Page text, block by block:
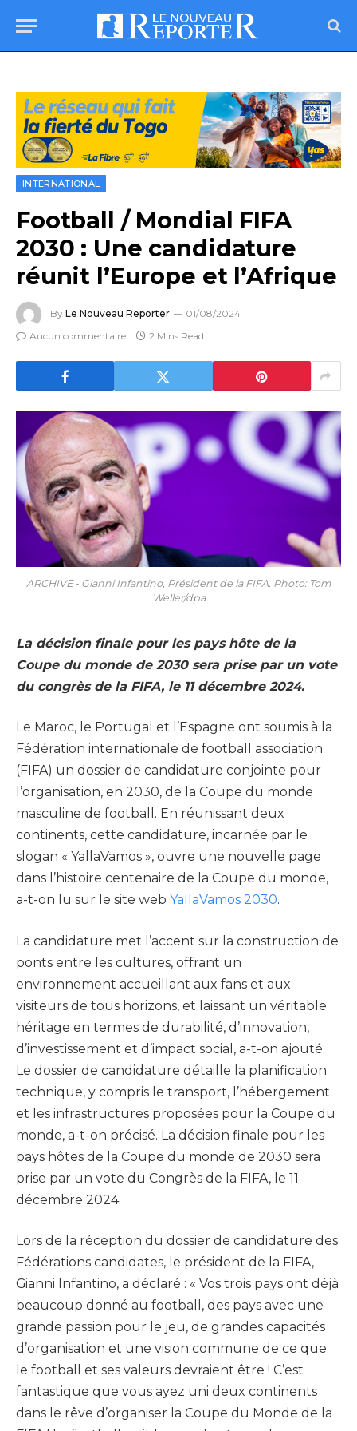
INTERNATIONAL
Football / Mondial FIFA
2030 : Une candidature
réunit l’Europe et l’Afrique
By Le Nouveau Reporter
01/08/2024
Aucun commentaire
2 Mins Read
ARCHIVE - Gianni Infantino, Président de la FIFA. Photo: Tom
Weller/dpa
La décision finale pour les pays hôte de la
Coupe du monde de 2030 sera prise par un vote
du congrès de la FIFA, le 11 décembre 2024.
Le Maroc, le Portugal et l’Espagne ont soumis à la
Fédération internationale de football association
(FIFA) un dossier de candidature conjointe pour
l’organisation, en 2030, de la Coupe du monde
masculine de football. En réunissant deux
continents, cette candidature, incarnée par le
slogan « YallaVamos », ouvre une nouvelle page
dans l’histoire centenaire de la Coupe du monde,
a-t-on lu sur le site web YallaVamos 2030.
La candidature met l’accent sur la construction de
ponts entre les cultures, offrant un
environnement accueillant aux fans et aux
visiteurs de tous horizons, et laissant un véritable
héritage en termes de durabilité, d’innovation,
d’investissement et d’impact social, a-t-on ajouté.
Le dossier de candidature détaille la planification
technique, y compris le transport, l’hébergement
et les infrastructures proposées pour la Coupe du
monde, a-t-on précisé. La décision finale pour les
pays hôtes de la Coupe du monde de 2030 sera
prise par un vote du Congrès de la FIFA, le 11
décembre 2024.
Lors de la réception du dossier de candidature des
Fédérations candidates, le président de la FIFA,
Gianni Infantino, a déclaré : « Vos trois pays ont déjà
beaucoup donné au football, des pays avec une
grande passion pour le jeu, de grandes capacités
d’organisation et une vision commune de ce que
le football et ses valeurs devraient être ! C’est
fantastique que vous ayez uni deux continents
dans le rêve d’organiser la Coupe du Monde de la